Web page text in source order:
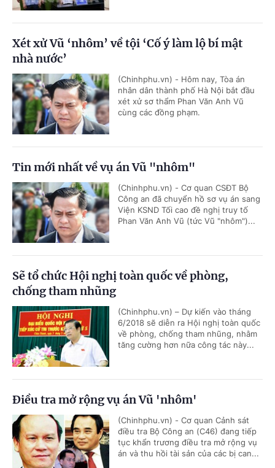
Xét xử Vũ ‘nhôm’ về tội ‘Cố ý làm lộ bí mật
nhà nước’
(Chinhphu.vn) - Hôm nay, Tòa án
nhân dân thành phố Hà Nội bắt đầu
xét xử sơ thẩm Phan Văn Anh Vũ
cùng các đồng phạm.
Tin mới nhất về vụ án Vũ "nhôm"
(Chinhphu.vn) - Cơ quan CSĐT Bộ
Công an đã chuyển hồ sơ vụ án sang
Viện KSND Tối cao đề nghị truy tố
Phan Văn Anh Vũ (tức Vũ "nhôm")...
Sẽ tổ chức Hội nghị toàn quốc về phòng,
chống tham nhũng
(Chinhphu.vn) – Dự kiến vào tháng
6/2018 sẽ diễn ra Hội nghị toàn quốc
về phòng, chống tham nhũng, nhằm
tăng cường hơn nữa công tác này...
Điều tra mở rộng vụ án Vũ 'nhôm'
(Chinhphu.vn) - Cơ quan Cảnh sát
điều tra Bộ Công an (C46) đang tiếp
tục khẩn trương điều tra mở rộng vụ
án và thu hồi tài sản của các bị can...